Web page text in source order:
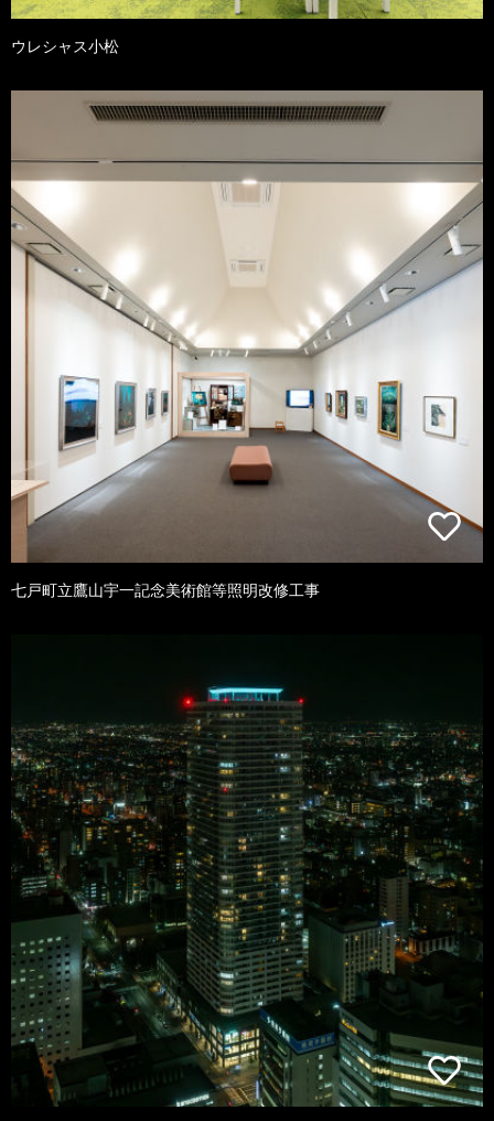
ウレシャス小松
七戸町立鷹山宇一記念美術館等照明改修工事